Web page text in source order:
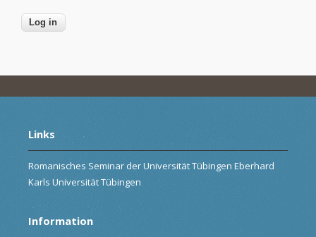
Links
Romanisches Seminar der Universität Tübingen Eberhard
Karls Universität Tübingen
Information